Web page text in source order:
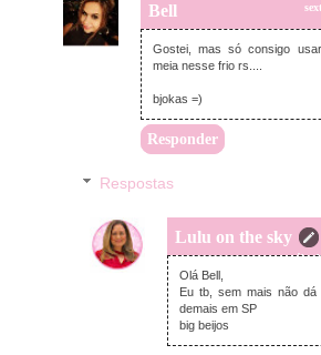
Bell
Gostei, mas só consigo
meia nesse frio rs....
bjokas =)
Responder
Respostas
Lulu on the sky
Olá Bell,
Eu tb, sem mais não dá
demais em SP
big beijos